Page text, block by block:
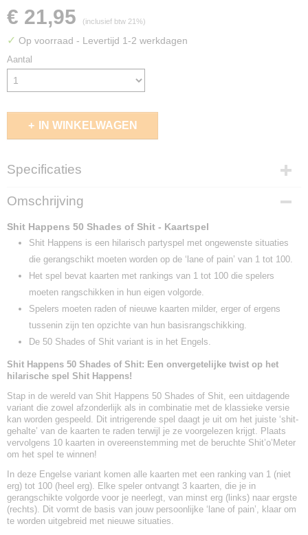
€ 21,95 (inclusief btw 21%)
✓ Op voorraad - Levertijd 1-2 werkdagen
Aantal
IN WINKELWAGEN
Specificaties
EAN code
8711808765276
Omschrijving
Shit Happens 50 Shades of Shit - Kaartspel
Shit Happens is een hilarisch partyspel met ongewenste situaties
die gerangschikt moeten worden op de ‘lane of pain’ van 1 tot 100.
Het spel bevat kaarten met rankings van 1 tot 100 die spelers
moeten rangschikken in hun eigen volgorde.
Spelers moeten raden of nieuwe kaarten milder, erger of ergens
tussenin zijn ten opzichte van hun basisrangschikking.
De 50 Shades of Shit variant is in het Engels.
Shit Happens 50 Shades of Shit: Een onvergetelijke twist op het
hilarische spel Shit Happens!
Stap in de wereld van Shit Happens 50 Shades of Shit, een uitdagende
variant die zowel afzonderlijk als in combinatie met de klassieke versie
kan worden gespeeld. Dit intrigerende spel daagt je uit om het juiste ‘shit-
gehalte’ van de kaarten te raden terwijl je ze voorgelezen krijgt. Plaats
vervolgens 10 kaarten in overeenstemming met de beruchte Shit’o’Meter
om het spel te winnen!
In deze Engelse variant komen alle kaarten met een ranking van 1 (niet
erg) tot 100 (heel erg). Elke speler ontvangt 3 kaarten, die je in
gerangschikte volgorde voor je neerlegt, van minst erg (links) naar ergste
(rechts). Dit vormt de basis van jouw persoonlijke ‘lane of pain’, klaar om
te worden uitgebreid met nieuwe situaties.